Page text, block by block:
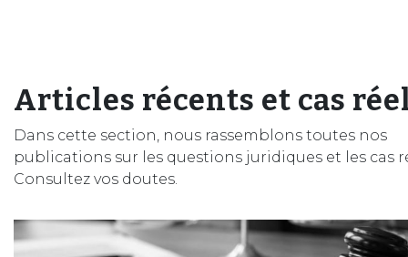
Articles récents et cas
Dans cette section, nous rassemblons toutes nos
publications sur les questions juridiques et les cas
Consultez vos doutes.